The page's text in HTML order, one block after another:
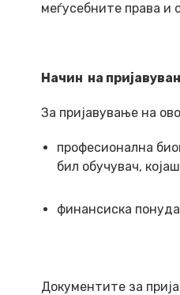
меѓусебните права и
Начин на
За пријавување на
професионална
бил обучувач,
финансиска
Документите за